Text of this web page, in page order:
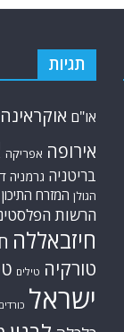
תגיות
או"ם אוקראינה
אירופה אפריקה
בריטניה גרמניה
הגולן המזרח התיכון
הרשות
חיזבאללה
טורקיה טילים
ישראל כורדים